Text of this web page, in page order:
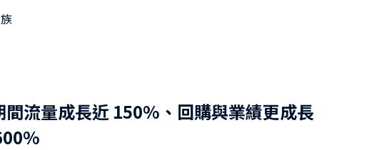
間流量成長近 150%、回購與業績更成長